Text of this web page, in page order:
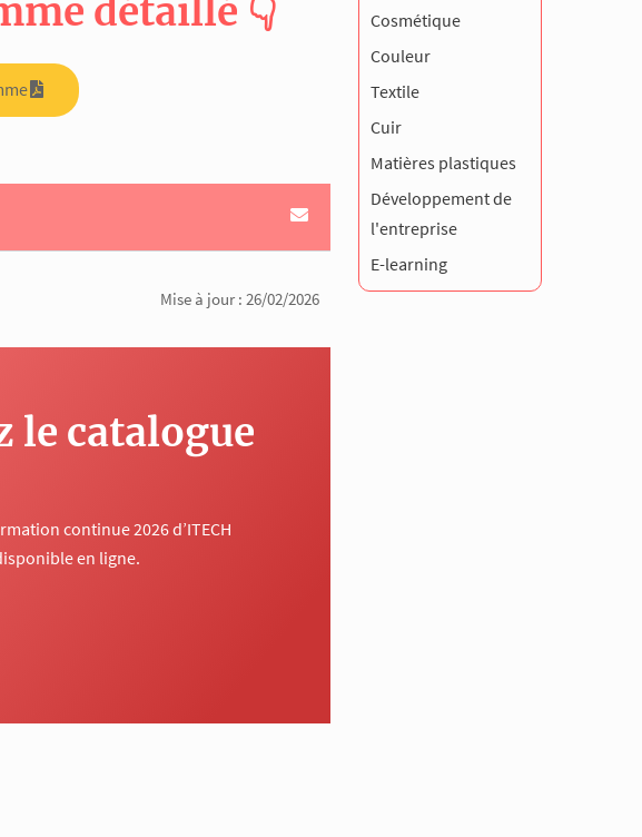
détaillé 👇
Mise à jour : 26/02/2026
le catalogue
continue 2026 d’ITECH
en ligne.
Cosmétique
Couleur
Textile
Cuir
Matières plastiques
Développement de
l'entreprise
E-learning